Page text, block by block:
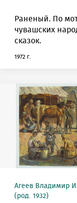
Раненый. По
чувашских
сказок.
1972 г.
Агеев Владимир
(род. 1932)